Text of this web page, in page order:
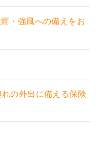
・強風への備えをお
の外出に備える保険